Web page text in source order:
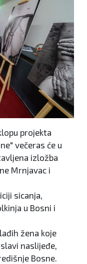
projekta
večeras će u
izložba
Mrnjavac i
sicanja,
u Bosni i
žena koje
naslijeđe,
Bosne.